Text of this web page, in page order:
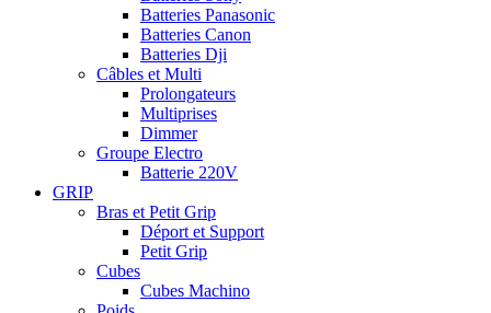
Batteries Panasonic
Batteries Canon
Batteries Dji
Câbles et Multi
Prolongateurs
Multiprises
Dimmer
Groupe Electro
Batterie 220V
GRIP
Bras et Petit Grip
Déport et Support
Petit Grip
Cubes
Cubes Machino